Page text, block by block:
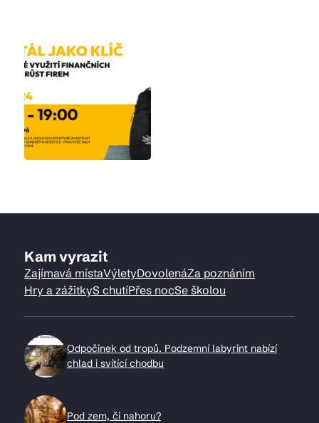
Kam vyrazit
Zajímavá místaVýletyDovolenáZa poznáním
Hry a zážitkyS chutíPřes nocSe školou
Odpočinek od tropů. Podzemní labyrint nabízí
chlad i svítící chodbu
Pod zem, či nahoru?